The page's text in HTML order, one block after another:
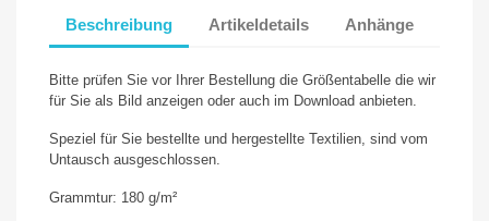
Beschreibung Artikeldetails Anhänge
Bitte prüfen Sie vor Ihrer Bestellung die Größentabelle die wir
für Sie als Bild anzeigen oder auch im Download anbieten.
Speziel für Sie bestellte und hergestellte Textilien, sind vom
Untausch ausgeschlossen.
Grammtur: 180 g/m²